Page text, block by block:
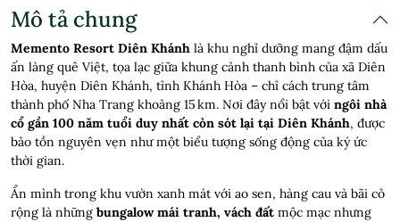
Mô tả chung
Memento Resort Diên Khánh là khu nghỉ dưỡng mang đậm dấu
ấn làng quê Việt, tọa lạc giữa khung cảnh thanh bình của xã Diên
Hòa, huyện Diên Khánh, tỉnh Khánh Hòa – chỉ cách trung tâm
thành phố Nha Trang khoảng 15 km. Nơi đây nổi bật với ngôi nhà
cổ gần 100 năm tuổi duy nhất còn sót lại tại Diên Khánh, được
bảo tồn nguyên vẹn như một biểu tượng sống động của ký ức
thời gian.
Ẩn mình trong khu vườn xanh mát với ao sen, hàng cau và bãi cỏ
rộng là những bungalow mái tranh, vách đất mộc mạc nhưng